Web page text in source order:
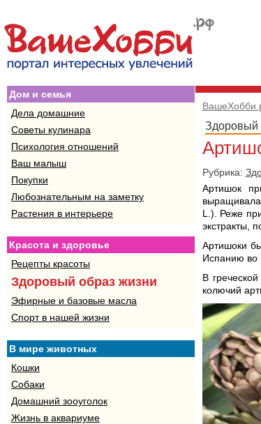
Дом и семья
Дела домашние
Советы кулинара
Психология отношений
Ваш малыш
Покупки
Любознательным на заметку
Растения в интерьере
Красота и здоровье
Рецепты красоты
Здоровый образ жизни
Эфирные и базовые масла
Спорт в нашей жизни
В мире животных
Кошки
Собаки
Домашний зооуголок
Жизнь в аквариуме
Здоровый
Рубрика:
Артишок
L.). Реже
экстракты,
Артишоки
Испанию во
В
колючий